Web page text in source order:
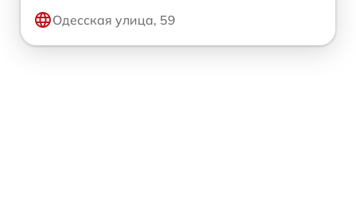
Одесская улица, 59